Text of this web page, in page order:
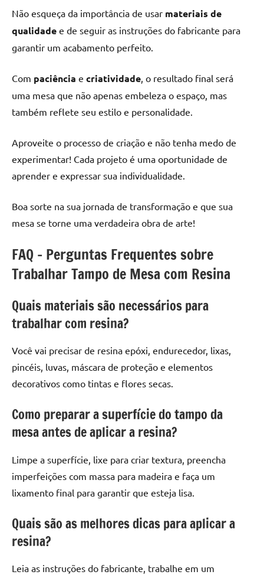
Não esqueça da importância de usar materiais de
qualidade e de seguir as instruções do fabricante para
garantir um acabamento perfeito.
Com paciência e criatividade , o resultado final será
uma mesa que não apenas embeleza o espaço, mas
também reflete seu estilo e personalidade.
Aproveite o processo de criação e não tenha medo de
experimentar! Cada projeto é uma oportunidade de
aprender e expressar sua individualidade.
Boa sorte na sua jornada de transformação e que sua
mesa se torne uma verdadeira obra de arte!
FAQ – Perguntas Frequentes sobre
Trabalhar Tampo de Mesa com Resina
Quais materiais são necessários para
trabalhar com resina?
Você vai precisar de resina epóxi, endurecedor, lixas,
pincéis, luvas, máscara de proteção e elementos
decorativos como tintas e flores secas.
Como preparar a superfície do tampo da
mesa antes de aplicar a resina?
Limpe a superfície, lixe para criar textura, preencha
imperfeições com massa para madeira e faça um
lixamento final para garantir que esteja lisa.
Quais são as melhores dicas para aplicar a
resina?
Leia as instruções do fabricante, trabalhe em um